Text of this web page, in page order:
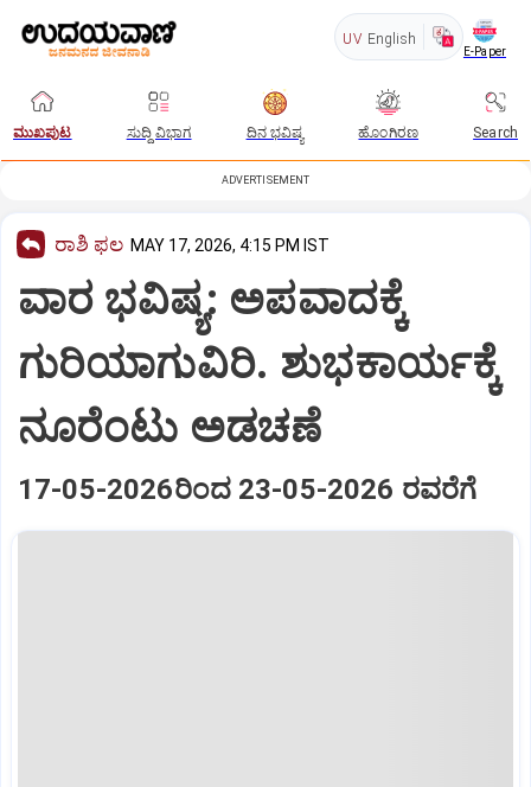
UV English
E-Paper
ಮುಖಪುಟ ಸುದ್ದಿ ವಿಭಾಗ ದಿನ ಭವಿಷ್ಯ ಹೊಂಗಿರಣ Search
ADVERTISEMENT
ರಾಶಿ ಫಲ MAY 17, 2026, 4:15 PM IST
ವಾರ ಭವಿಷ್ಯ: ಅಪವಾದಕ್ಕೆ
ಗುರಿಯಾಗುವಿರಿ. ಶುಭಕಾರ್ಯಕ್ಕೆ
ನೂರೆಂಟು ಅಡಚಣೆ
17-05-2026ರಿಂದ 23-05-2026 ರವರೆಗೆ